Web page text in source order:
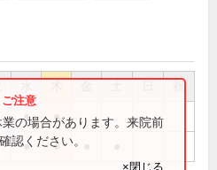
祝
● ●
● ●
の場合があります。来院前
認ください。
×閉じる